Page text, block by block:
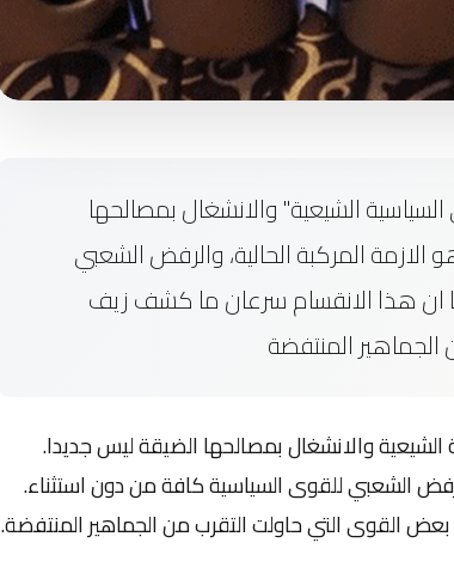
الشيعية" والانشغال بمصالحها
المركبة الحالية، والرفض الشعبي
ان هذا الانقسام سرعان ما كشف زيف
المنتفضة
والانشغال بمصالحها الضيقة ليس جديدا.
الشعبي للقوى السياسية كافة من دون استثناء.
القوى التي حاولت التقرب من الجماهير المنتفضة.